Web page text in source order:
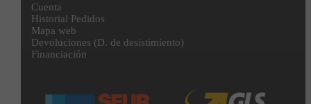
Cuenta
Historial Pedidos
Mapa web
Devoluciones (D. de desistimiento)
Financiación